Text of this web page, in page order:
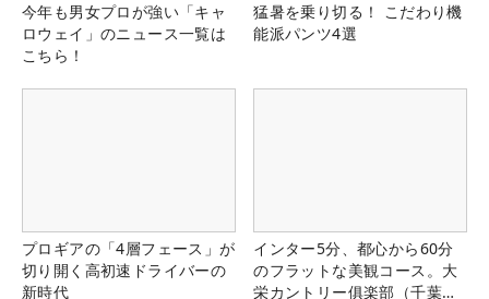
今年も男女プロが強い「キャ
ロウェイ」のニュース一覧は
こちら！
猛暑を乗り切る！ こだわり機
能派パンツ4選
プロギアの「4層フェース」が
切り開く高初速ドライバーの
新時代
インター5分、都心から60分
のフラットな美観コース。大
栄カントリー俱楽部（千葉